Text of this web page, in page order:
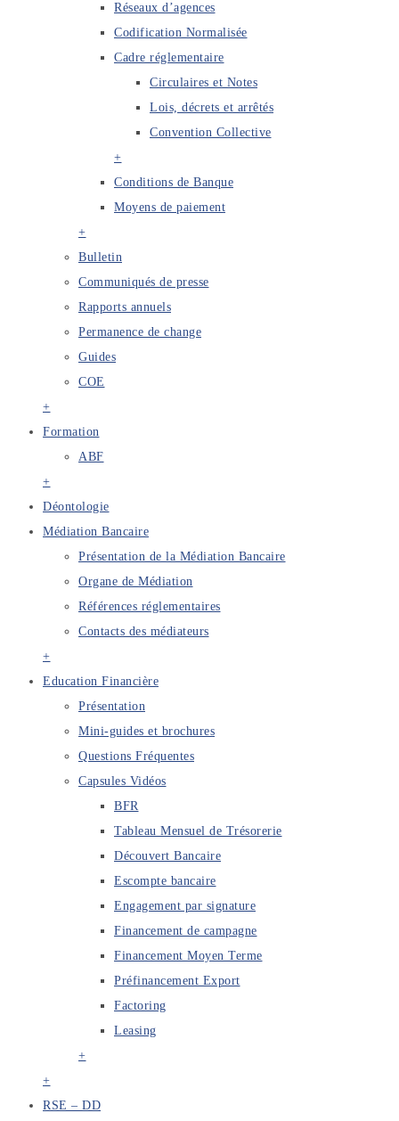
Réseaux d’agences
Codification Normalisée
Cadre réglementaire
Circulaires et Notes
Lois, décrets et arrêtés
Convention Collective
+
Conditions de Banque
Moyens de paiement
+
Bulletin
Communiqués de presse
Rapports annuels
Permanence de change
Guides
COE
+
Formation
ABF
+
Déontologie
Médiation Bancaire
Présentation de la Médiation Bancaire
Organe de Médiation
Références réglementaires
Contacts des médiateurs
+
Education Financière
Présentation
Mini-guides et brochures
Questions Fréquentes
Capsules Vidéos
BFR
Tableau Mensuel de Trésorerie
Découvert Bancaire
Escompte bancaire
Engagement par signature
Financement de campagne
Financement Moyen Terme
Préfinancement Export
Factoring
Leasing
+
+
RSE – DD